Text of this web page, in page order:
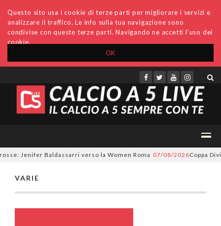
OK
Questo sito usa i cookie di terze parti per migliorare i servizi e
analizzare il traffico. Le info sulla tua navigazione sono
condivise con queste terze parti. Navigando ne accetti l'uso dei
cookie.
Accedi Archivio Invio comunicati Redazione
Jenifer Baldassarri verso la Women Roma 07/08/2026 Coppa
VARIE